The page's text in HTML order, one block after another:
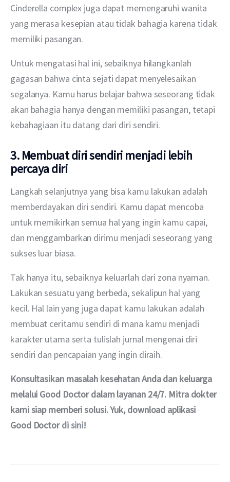
Cinderella complex juga dapat memengaruhi wanita
yang merasa kesepian atau tidak bahagia karena tidak
memiliki pasangan.
Untuk mengatasi hal ini, sebaiknya hilangkanlah
gagasan bahwa cinta sejati dapat menyelesaikan
segalanya. Kamu harus belajar bahwa seseorang tidak
akan bahagia hanya dengan memiliki pasangan, tetapi
kebahagiaan itu datang dari diri sendiri.
3. Membuat diri sendiri menjadi lebih
percaya diri
Langkah selanjutnya yang bisa kamu lakukan adalah
memberdayakan diri sendiri. Kamu dapat mencoba
untuk memikirkan semua hal yang ingin kamu capai,
dan menggambarkan dirimu menjadi seseorang yang
sukses luar biasa.
Tak hanya itu, sebaiknya keluarlah dari zona nyaman.
Lakukan sesuatu yang berbeda, sekalipun hal yang
kecil. Hal lain yang juga dapat kamu lakukan adalah
membuat ceritamu sendiri di mana kamu menjadi
karakter utama serta tulislah jurnal mengenai diri
sendiri dan pencapaian yang ingin diraih.
Konsultasikan masalah kesehatan Anda dan keluarga
melalui Good Doctor dalam layanan 24/7. Mitra dokter
kami siap memberi solusi. Yuk, download aplikasi
Good Doctor di sini!